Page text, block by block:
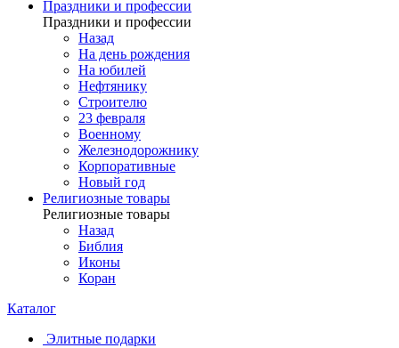
Праздники и профессии
Праздники и профессии
Назад
На день рождения
На юбилей
Нефтянику
Строителю
23 февраля
Военному
Железнодорожнику
Корпоративные
Новый год
Религиозные товары
Религиозные товары
Назад
Библия
Иконы
Коран
Каталог
Элитные подарки